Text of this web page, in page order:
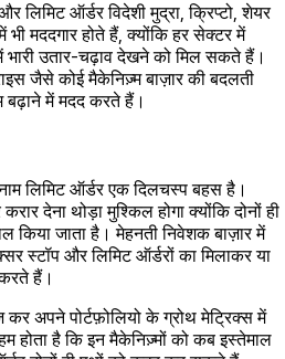
लिमिट ऑर्डर विदेशी मुद्रा, क्रिप्टो, शेयर
मददगार होते हैं, क्योंकि हर सेक्टर में
भारी उतार-चढ़ाव देखने को मिल सकते हैं।
जैसे कोई मैकेनिज़्म बाज़ार की बदलती
में मदद करते हैं।
लिमिट ऑर्डर एक दिलचस्प बहस है।
देना थोड़ा मुश्किल होगा क्योंकि दोनों ही
किया जाता है। मेहनती निवेशक बाज़ार में
स्टॉप और लिमिट ऑर्डरों का मिलाकर या
हैं।
अपने पोर्टफ़ोलियो के ग्रोथ मेट्रिक्स में
होता है कि इन मैकेनिज़्मों को कब इस्तेमाल